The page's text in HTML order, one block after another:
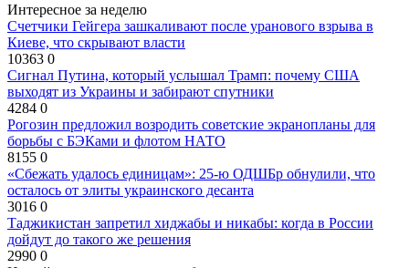
Интересное за неделю
Счетчики Гейгера зашкаливают после уранового взрыва в
Киеве, что скрывают власти
10363 0
Сигнал Путина, который услышал Трамп: почему США
выходят из Украины и забирают спутники
4284 0
Рогозин предложил возродить советские экранопланы для
борьбы с БЭКами и флотом НАТО
8155 0
«Сбежать удалось единицам»: 25-ю ОДШБр обнулили, что
осталось от элиты украинского десанта
3016 0
Таджикистан запретил хиджабы и никабы: когда в России
дойдут до такого же решения
2990 0